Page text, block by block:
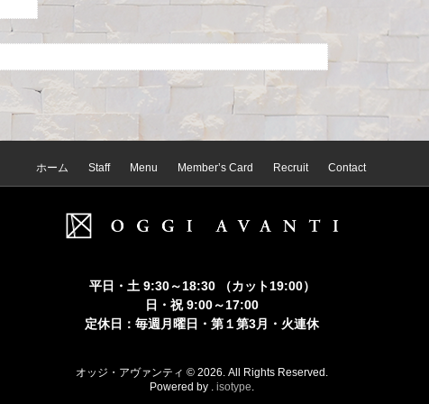
ホーム Staff Menu Member’s Card Recruit Contact
平日・土 9:30～18:30 （カット19:00）
日・祝 9:00～17:00
定休日：毎週月曜日・第１第3月・火連休
オッジ・アヴァンティ © 2026. All Rights Reserved.
Powered by . isotype.